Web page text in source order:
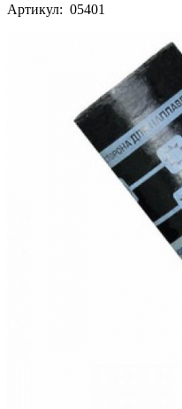
Артикул: 05401